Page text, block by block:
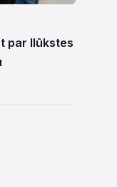
par Ilūkstes